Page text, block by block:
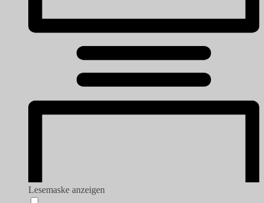
Lesemaske anzeigen